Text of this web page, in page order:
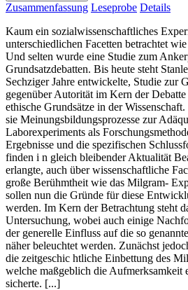
Zusammenfassung Leseprobe Details
Kaum ein sozialwissenschaftliches
unterschiedlichen Facetten betrachtet
Und selten wurde eine Studie zum
Grundsatzdebatten. Bis heute steht
Sechziger Jahre entwickelte, Studie zur
gegenüber Autorität im Kern der
ethische Grundsätze in der
sie Meinungsbildungsprozesse zur
Laborexperiments als
Ergebnisse und die spezifischen
finden i n gleich bleibender Aktualität
erlangte, auch über wissenschaftliche
große Berühmtheit wie das Milgram-
sollen nun die Gründe für diese
werden. Im Kern der Betrachtung steht
Untersuchung, wobei auch einige
der generelle Einfluss auf die so
näher beleuchtet werden. Zunächst
die zeitgeschic htliche Einbettung des
welche maßgeblich die Aufmerksamkeit
sicherte. [...]